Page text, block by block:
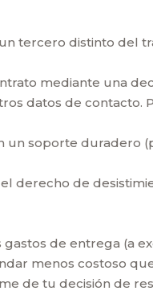
tercero distinto del
mediante una
datos de
un soporte duradero
derecho de
de entrega (a
menos costoso
de tu decisión de